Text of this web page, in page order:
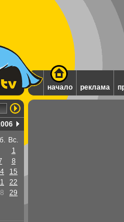
начало реклама
Вс.
1
8
15
22
29